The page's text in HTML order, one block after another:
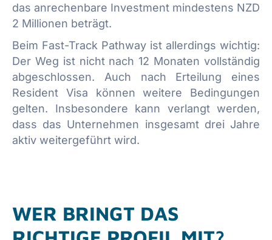
das anrechenbare Investment mindestens NZD
2 Millionen beträgt.
Beim Fast-Track Pathway ist allerdings wichtig:
Der Weg ist nicht nach 12 Monaten vollständig
abgeschlossen. Auch nach Erteilung eines
Resident Visa können weitere Bedingungen
gelten. Insbesondere kann verlangt werden,
dass das Unternehmen insgesamt drei Jahre
aktiv weitergeführt wird.
WER BRINGT DAS